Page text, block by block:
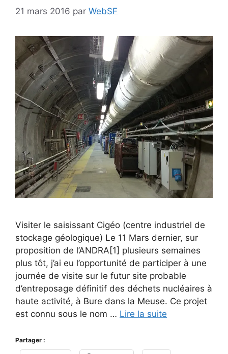
21 mars 2016 par WebSF
Visiter le saisissant Cigéo (centre industriel de
stockage géologique) Le 11 Mars dernier, sur
proposition de l’ANDRA[1] plusieurs semaines
plus tôt, j’ai eu l’opportunité de participer à une
journée de visite sur le futur site probable
d’entreposage définitif des déchets nucléaires à
haute activité, à Bure dans la Meuse. Ce projet
est connu sous le nom … Lire la suite
Partager :